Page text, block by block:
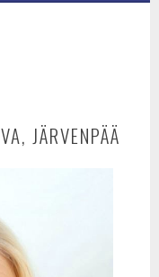
JÄRVENPÄÄ